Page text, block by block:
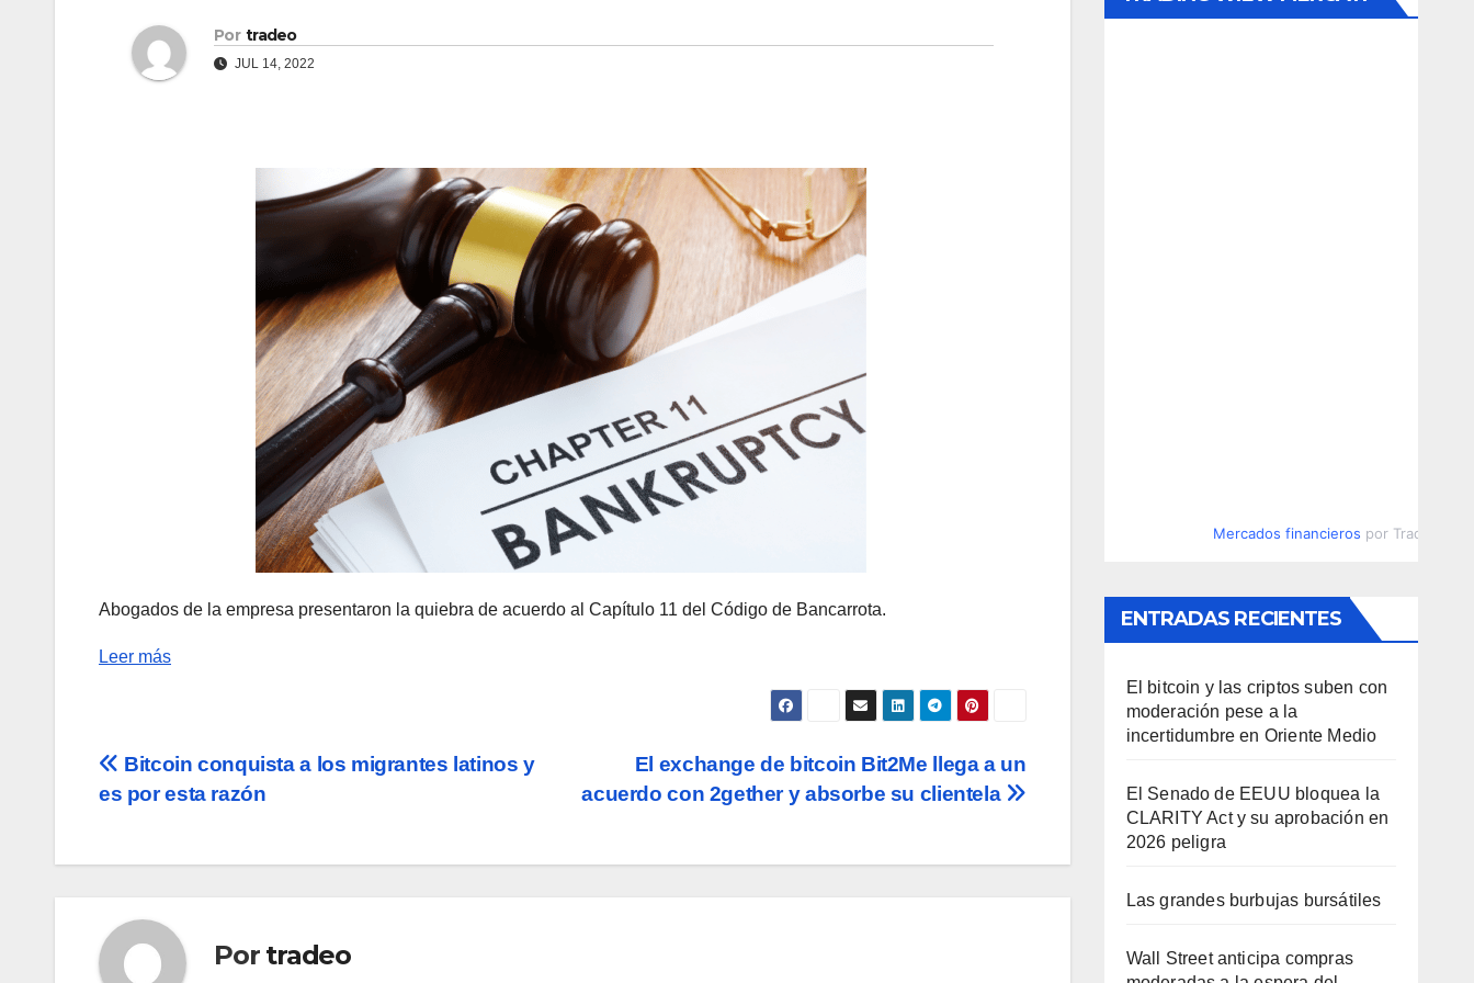
Por tradeo
JUL 14, 2022
Abogados de la empresa presentaron la quiebra de acuerdo al Capítulo 11 del Código de Bancarrota.
Leer más
Navegación
de
entradas
El exchange de bitcoin Bit2Me llega a un
acuerdo con 2gether y absorbe su clientela
Bitcoin conquista a los migrantes latinos y
es por esta razón
Por tradeo
Mercados financieros por
ENTRADAS RECIENTES
El bitcoin y las criptos suben con
moderación pese a la
incertidumbre en Oriente Medio
El Senado de EEUU bloquea la
CLARITY Act y su aprobación en
2026 peligra
Las grandes burbujas bursátiles
Wall Street anticipa compras